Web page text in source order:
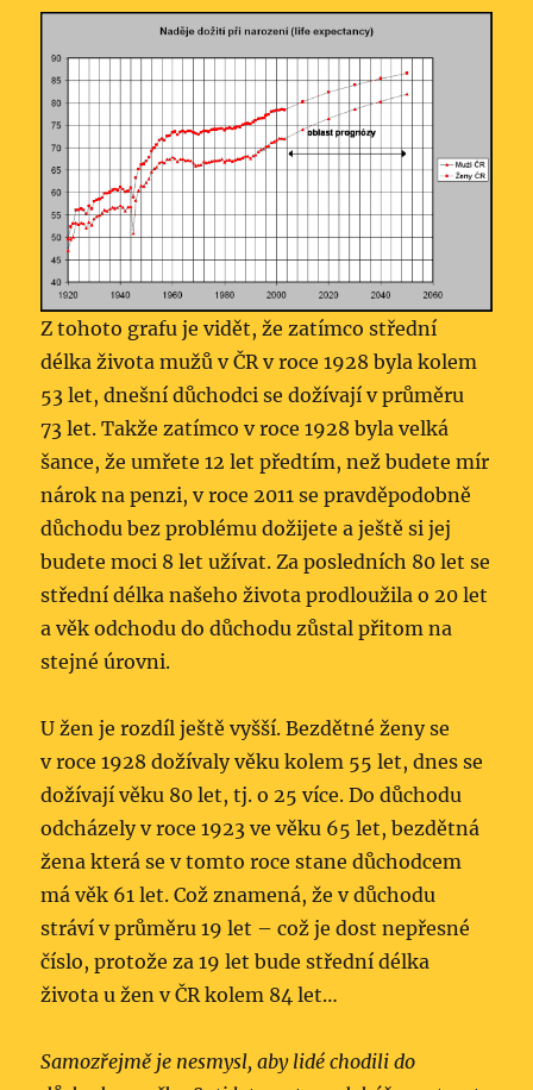
Z tohoto grafu je vidět, že zatímco střední
délka života mužů v ČR v roce 1928 byla kolem
53 let, dnešní důchodci se dožívají v průměru
73 let. Takže zatímco v roce 1928 byla velká
šance, že umřete 12 let předtím, než budete mír
nárok na penzi, v roce 2011 se pravděpodobně
důchodu bez problému dožijete a ještě si jej
budete moci 8 let užívat. Za posledních 80 let se
střední délka našeho života prodloužila o 20 let
a věk odchodu do důchodu zůstal přitom na
stejné úrovni.
U žen je rozdíl ještě vyšší. Bezdětné ženy se
v roce 1928 dožívaly věku kolem 55 let, dnes se
dožívají věku 80 let, tj. o 25 více. Do důchodu
odcházely v roce 1923 ve věku 65 let, bezdětná
žena která se v tomto roce stane důchodcem
má věk 61 let. Což znamená, že v důchodu
stráví v průměru 19 let – což je dost nepřesné
číslo, protože za 19 let bude střední délka
života u žen v ČR kolem 84 let…
Samozřejmě je nesmysl, aby lidé chodili do